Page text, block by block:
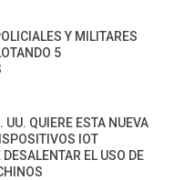
Y MILITARES
5
UU. QUIERE ESTA NUEVA
IOT
EL USO DE